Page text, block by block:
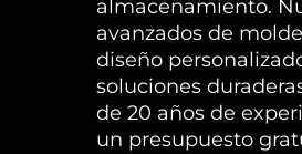
almacenamiento.
avanzados de
diseño
soluciones
de 20 años de
un presupuesto